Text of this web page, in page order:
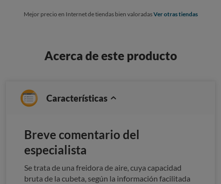
Mejor precio en Internet de tiendas bien valoradasVer otras tiendas
Acerca de este producto
Características
Breve comentario del
especialista
Se trata de una freidora de aire, cuya capacidad
bruta de la cubeta, según la información facilitada